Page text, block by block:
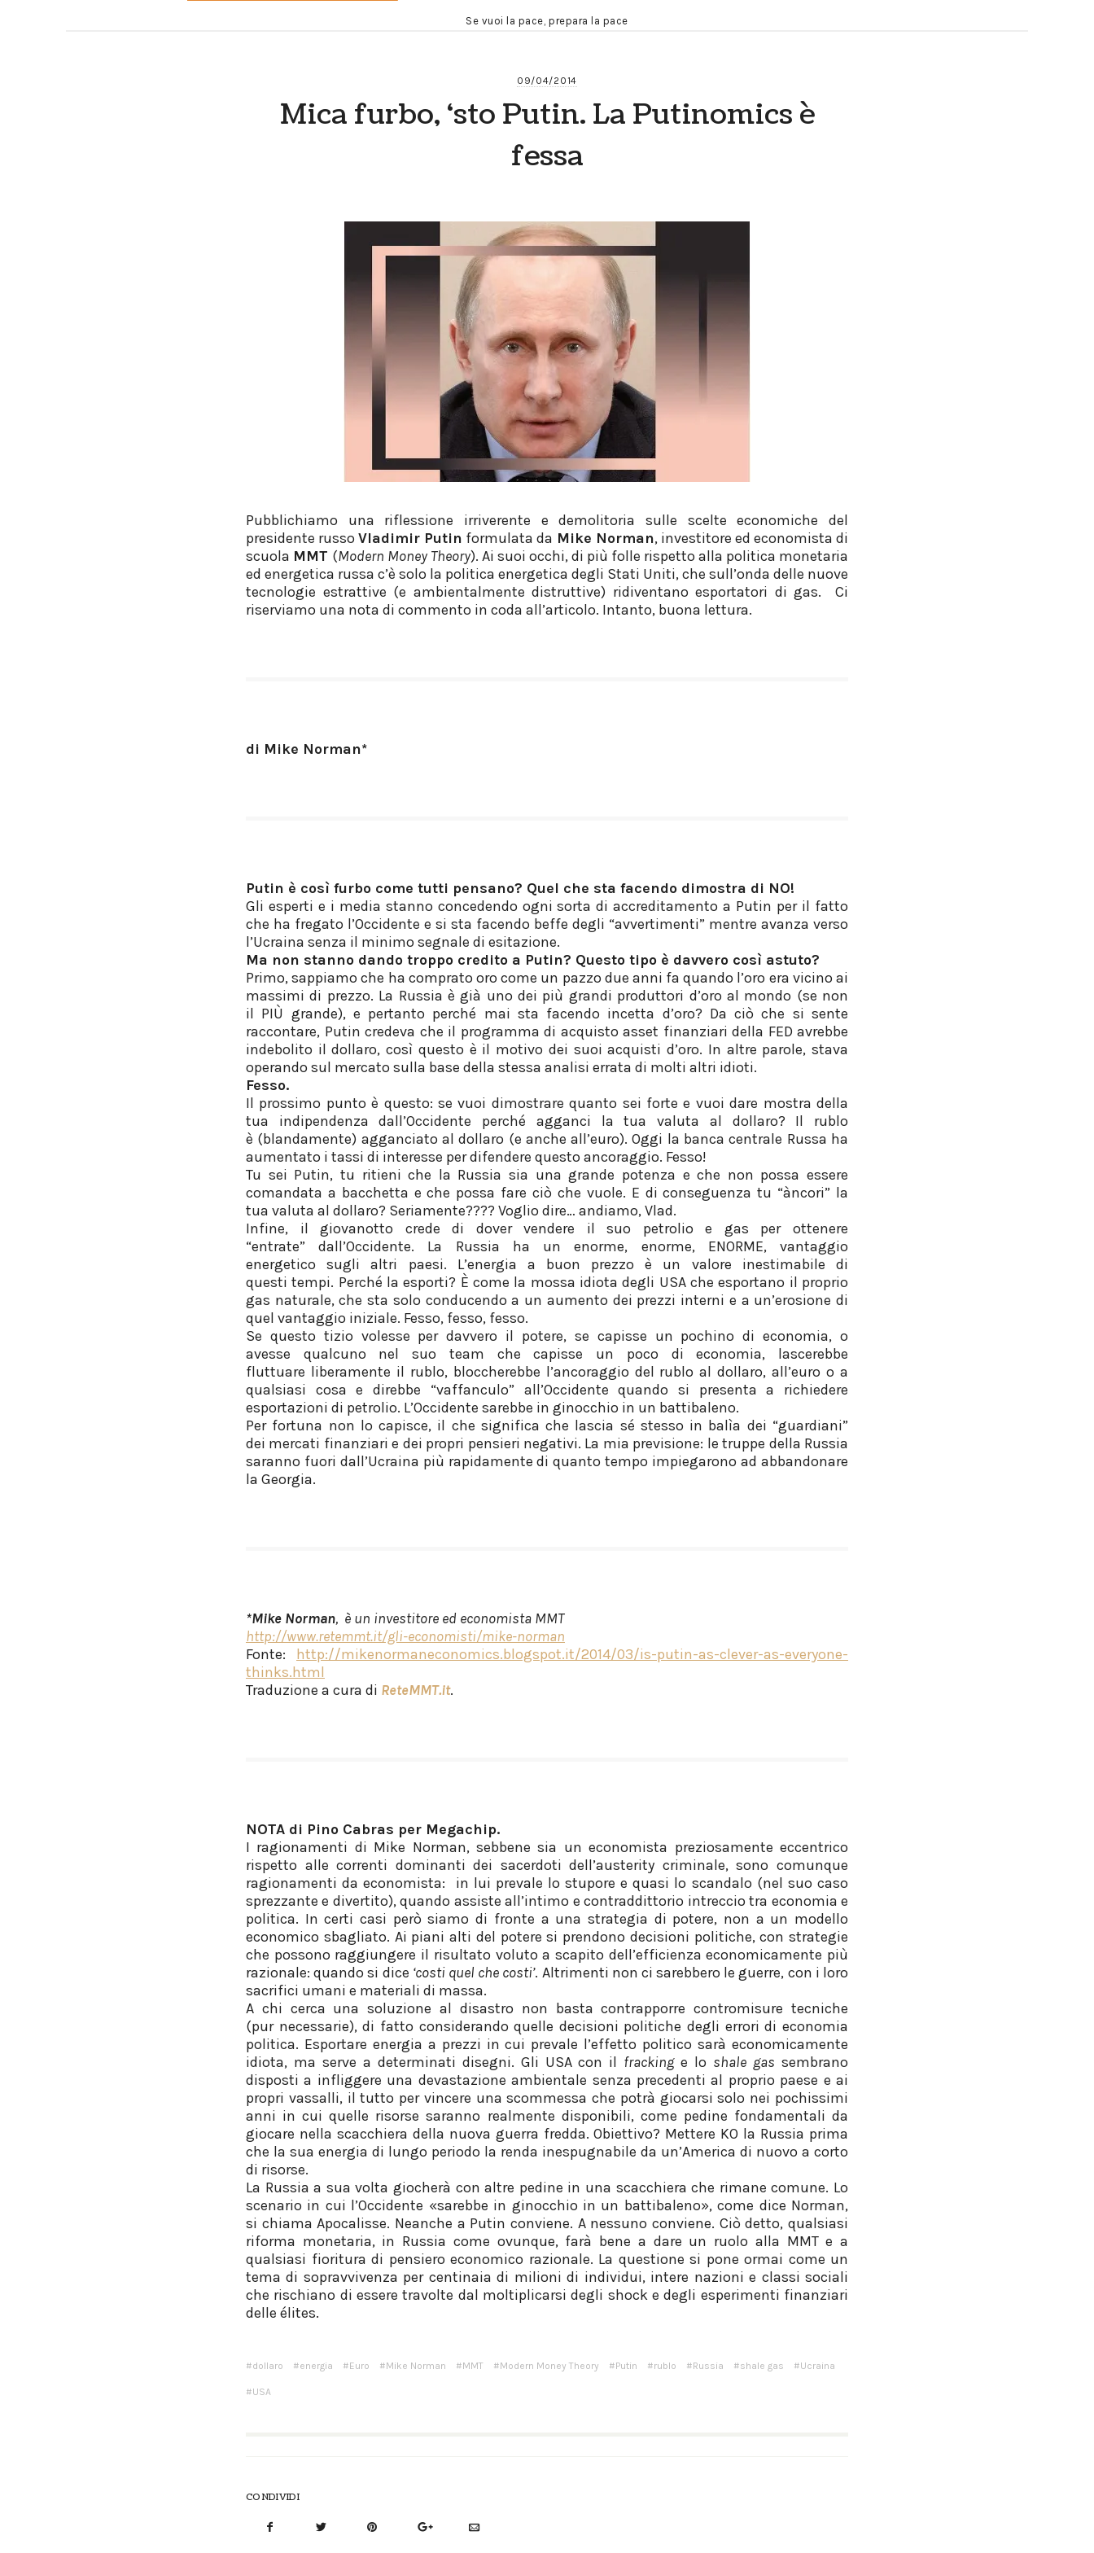
Se vuoi la pace, prepara la pace
09/04/2014
Mica furbo, ‘sto Putin. La Putinomics è
fessa
Pubblichiamo una riflessione irriverente e demolitoria sulle scelte economiche del
presidente russoVladimir Putin formulata da Mike Norman, investitore ed economista di
scuola MMT (Modern Money Theory). Ai suoi occhi, di più folle rispetto alla politica monetaria
ed energetica russa c’è solo la politica energetica degli Stati Uniti, che sull’onda delle nuove
tecnologie estrattive (e ambientalmente distruttive) ridiventano esportatori di gas. Ci
riserviamo una nota di commento in coda all’articolo. Intanto, buona lettura.
di Mike Norman*
Putin è così furbo come tutti pensano? Quel che sta facendo dimostra di NO!
Gli esperti e i media stanno concedendo ogni sorta di accreditamento a Putin per il fatto
che ha fregato l’Occidente e si sta facendo beffe degli “avvertimenti” mentre avanza verso
l’Ucraina senza il minimo segnale di esitazione.
Ma non stanno dando troppo credito a Putin? Questo tipo è davvero così astuto?
Primo, sappiamo che ha comprato oro come un pazzo due anni fa quando l’oro era vicino ai
massimi di prezzo. La Russia è già uno dei più grandi produttori d’oro al mondo (se non
il PIÙ grande), e pertanto perché mai sta facendo incetta d’oro? Da ciò che si sente
raccontare, Putin credeva che il programma di acquisto asset finanziari della FED avrebbe
indebolito il dollaro, così questo è il motivo dei suoi acquisti d’oro. In altre parole, stava
operando sul mercato sulla base della stessa analisi errata di molti altri idioti.
Fesso.
Il prossimo punto è questo: se vuoi dimostrare quanto sei forte e vuoi dare mostra della
tua indipendenza dall’Occidente perché agganci la tua valuta al dollaro? Il rublo
è (blandamente) agganciato al dollaro (e anche all’euro). Oggi la banca centrale Russa ha
aumentato i tassi di interesse per difendere questo ancoraggio. Fesso!
Tu sei Putin, tu ritieni che la Russia sia una grande potenza e che non possa essere
comandata a bacchetta e che possa fare ciò che vuole. E di conseguenza tu “àncori” la
tua valuta al dollaro? Seriamente???? Voglio dire… andiamo, Vlad.
Infine, il giovanotto crede di dover vendere il suo petrolio e gas per ottenere
“entrate” dall’Occidente. La Russia ha un enorme, enorme, ENORME, vantaggio
energetico sugli altri paesi. L’energia a buon prezzo è un valore inestimabile di
questi tempi. Perché la esporti? È come la mossa idiota degli USA che esportano il proprio
gas naturale, che sta solo conducendo a un aumento dei prezzi interni e a un’erosione di
quel vantaggio iniziale. Fesso, fesso, fesso.
Se questo tizio volesse per davvero il potere, se capisse un pochino di economia, o
avesse qualcuno nel suo team che capisse un poco di economia, lascerebbe
fluttuare liberamente il rublo, bloccherebbe l’ancoraggio del rublo al dollaro, all’euro o a
qualsiasi cosa e direbbe “vaffanculo” all’Occidente quando si presenta a richiedere
esportazioni di petrolio. L’Occidente sarebbe in ginocchio in un battibaleno.
Per fortuna non lo capisce, il che significa che lascia sé stesso in balìa dei “guardiani”
dei mercati finanziari e dei propri pensieri negativi. La mia previsione: le truppe della Russia
saranno fuori dall’Ucraina più rapidamente di quanto tempo impiegarono ad abbandonare
la Georgia.
*Mike Norman, è un investitore ed economista MMT
http://www.retemmt.it/gli-economisti/mike-norman
Fonte: http://mikenormaneconomics.blogspot.it/2014/03/is-putin-as-clever-as-everyone-
thinks.html
Traduzione a cura di ReteMMT.it.
NOTA di Pino Cabras per Megachip.
I ragionamenti di Mike Norman, sebbene sia un economista preziosamente eccentrico
rispetto alle correnti dominanti dei sacerdoti dell’austerity criminale, sono comunque
ragionamenti da economista: in lui prevale lo stupore e quasi lo scandalo (nel suo caso
sprezzante e divertito), quando assiste all’intimo e contraddittorio intreccio tra economia e
politica. In certi casi però siamo di fronte a una strategia di potere, non a un modello
economico sbagliato. Ai piani alti del potere si prendono decisioni politiche, con strategie
che possono raggiungere il risultato voluto a scapito dell’efficienza economicamente più
razionale: quando si dice ‘costi quel che costi’. Altrimenti non ci sarebbero le guerre, con i loro
sacrifici umani e materiali di massa.
A chi cerca una soluzione al disastro non basta contrapporre contromisure tecniche
(pur necessarie), di fatto considerando quelle decisioni politiche degli errori di economia
politica. Esportare energia a prezzi in cui prevale l’effetto politico sarà economicamente
idiota, ma serve a determinati disegni. Gli USA con il frackinge lo shale gas sembrano
disposti a infliggere una devastazione ambientale senza precedenti al proprio paese e ai
propri vassalli, il tutto per vincere una scommessa che potrà giocarsi solo nei pochissimi
anni in cui quelle risorse saranno realmente disponibili, come pedine fondamentali da
giocare nella scacchiera della nuova guerra fredda. Obiettivo? Mettere KO la Russia prima
che la sua energia di lungo periodo la renda inespugnabile da un’America di nuovo a corto
di risorse.
La Russia a sua volta giocherà con altre pedine in una scacchiera che rimane comune. Lo
scenario in cui l’Occidente «sarebbe in ginocchio in un battibaleno», come dice Norman,
si chiama Apocalisse. Neanche a Putin conviene. A nessuno conviene. Ciò detto, qualsiasi
riforma monetaria, in Russia come ovunque, farà bene a dare un ruolo alla MMT e a
qualsiasi fioritura di pensiero economico razionale. La questione si pone ormai come un
tema di sopravvivenza per centinaia di milioni di individui, intere nazioni e classi sociali
che rischiano di essere travolte dal moltiplicarsi degli shock e degli esperimenti finanziari
delle élites.
dollaro energia Euro Mike Norman MMT Modern Money Theory Putin rublo Russia shale gas Ucraina
USA
CONDIVIDI